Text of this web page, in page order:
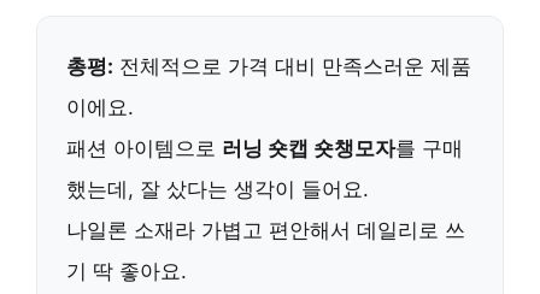
총평: 전체적으로 가격 대비 만족스러운 제품
이에요.
패션 아이템으로 러닝 숏캡 숏챙모자를 구매
했는데, 잘 샀다는 생각이 들어요.
나일론 소재라 가볍고 편안해서 데일리로 쓰
기 딱 좋아요.